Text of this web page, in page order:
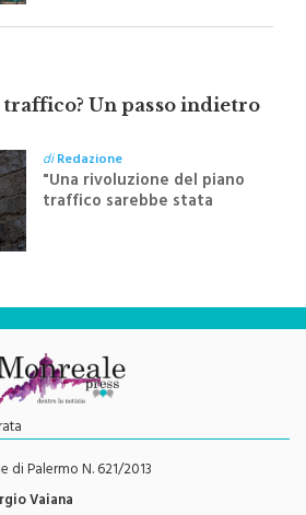
Sapienza all'indomani della
Un passo indietro
diRedazione
"Una rivoluzione del piano
Palermo N. 621/2013